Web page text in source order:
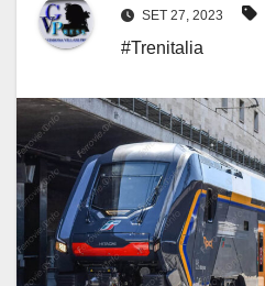
SET 27, 2023
#Trenitalia